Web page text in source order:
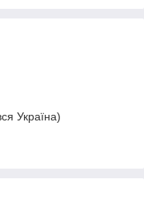
Україна)